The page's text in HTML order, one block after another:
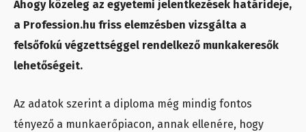
Ahogy közeleg az egyetemi jelentkezések határideje,
a Profession.hu friss elemzésben vizsgálta a
felsőfokú végzettséggel rendelkező munkakeresők
lehetőségeit.
Az adatok szerint a diploma még mindig fontos
tényező a munkaerőpiacon, annak ellenére, hogy